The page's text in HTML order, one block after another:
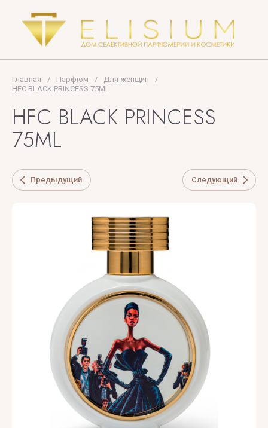
Главная / Парфюм / Для женщин
/
HFC BLACK PRINCESS 75ML
HFC BLACK PRINCESS
75ML
Предыдущий Следующий
NOTE
PUPA
Collection
Thomas
Tiziana
Tom
Ford
UNIQUE'E
LUXURYCanto
VALMONT
VERONIQUE
GABAI
Versace
X
Xerjoff Yves
Saint
Laurent
ZILLI
ZOEVA